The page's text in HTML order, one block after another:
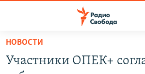
упрощенного
доступа
Вернуться
ПОДКАСТЫ
НОВОСТИ
Участники ОПЕК+